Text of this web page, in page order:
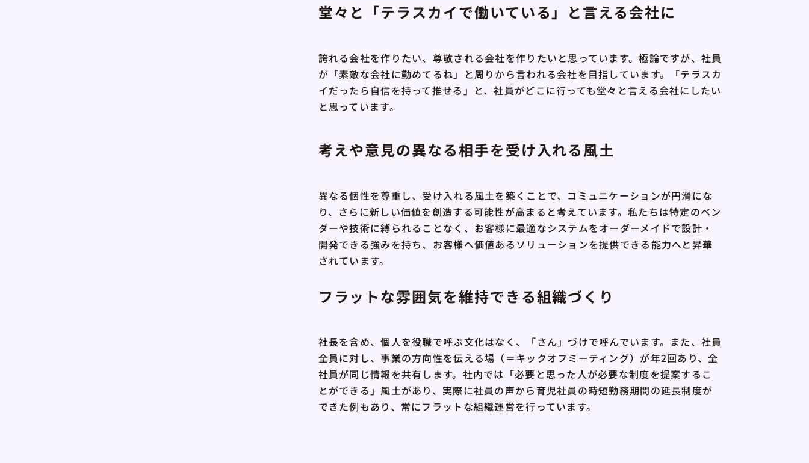
堂々と「テラスカイで働いている」と言える会社に
誇れる会社を作りたい、尊敬される会社を作りたいと思っています。極論ですが、社員
が「素敵な会社に勤めてるね」と周りから言われる会社を目指しています。「テラスカ
イだったら自信を持って推せる」と、社員がどこに行っても堂々と言える会社にしたい
と思っています。
考えや意見の異なる相手を受け入れる風土
異なる個性を尊重し、受け入れる風土を築くことで、コミュニケーションが円滑にな
り、さらに新しい価値を創造する可能性が高まると考えています。私たちは特定のベン
ダーや技術に縛られることなく、お客様に最適なシステムをオーダーメイドで設計・
開発できる強みを持ち、お客様へ価値あるソリューションを提供できる能力へと昇華
されています。
フラットな雰囲気を維持できる組織づくり
社長を含め、個人を役職で呼ぶ文化はなく、「さん」づけで呼んでいます。また、社員
全員に対し、事業の方向性を伝える場（＝キックオフミーティング）が年2回あり、全
社員が同じ情報を共有します。社内では「必要と思った人が必要な制度を提案するこ
とができる」風土があり、実際に社員の声から育児社員の時短勤務期間の延長制度が
できた例もあり、常にフラットな組織運営を行っています。